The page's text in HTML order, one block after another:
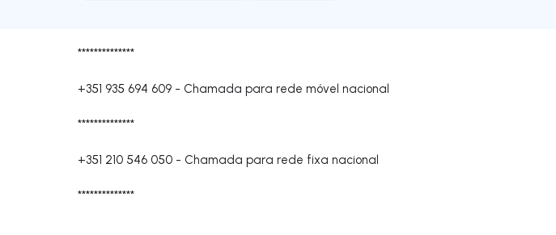
**************
+351 935 694 609 - Chamada para rede móvel nacional
**************
+351 210 546 050 - Chamada para rede fixa nacional
**************